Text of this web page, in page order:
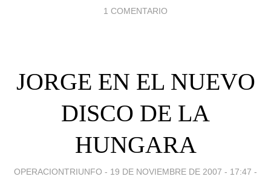
1 COMENTARIO
JORGE EN EL NUEVO
DISCO DE LA
HUNGARA
OPERACIONTRIUNFO - 19 DE NOVIEMBRE DE 2007 - 17:47 -